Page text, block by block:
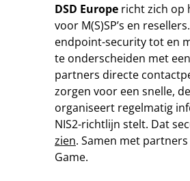
DSD Europe richt zich op
voor M(S)SP’s en
endpoint-security tot en
te onderscheiden met
partners directe
zorgen voor een snelle,
organiseert regelmatig
NIS2-richtlijn stelt. Dat
zien. Samen met
Game.